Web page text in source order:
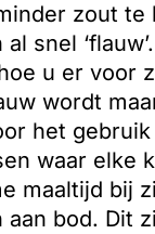
zout te
snel
u er voor
wordt
het
waar elke
maaltijd bij
aan bod. Dit